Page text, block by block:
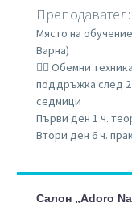
Място на
Варна)
👉🏼 Обемни
поддръжка след
седмици
Първи ден 1 ч.
Втори ден 6 ч.
Салон „Adoro